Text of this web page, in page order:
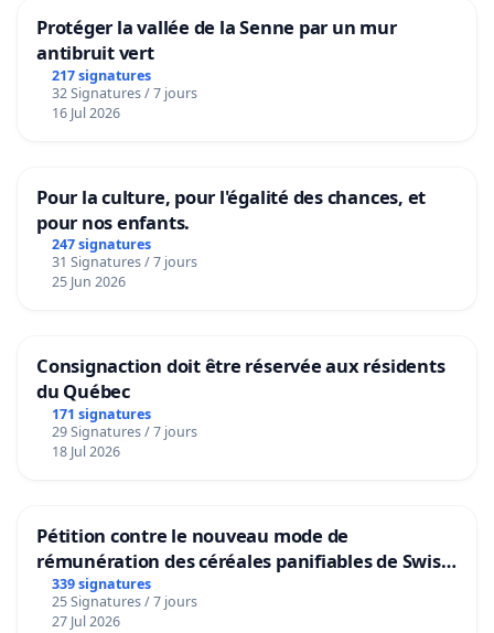
Protéger la vallée de la Senne par un mur
antibruit vert
217 signatures
32 Signatures / 7 jours
16 Jul 2026
Pour la culture, pour l'égalité des chances, et
pour nos enfants.
247 signatures
31 Signatures / 7 jours
25 Jun 2026
Consignaction doit être réservée aux résidents
du Québec
171 signatures
29 Signatures / 7 jours
18 Jul 2026
Pétition contre le nouveau mode de
rémunération des céréales panifiables de Swiss
granum basé sur la teneur en protéines
339 signatures
25 Signatures / 7 jours
27 Jul 2026